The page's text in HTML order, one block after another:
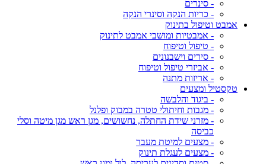
- סינרים
- כריות הנקה וסינרי הנקה
אמבט וטיפול בתינוק
- אמבטיות ומושבי אמבט לתינוק
- טיפול וטיפוח
- סירים וישבנונים
- אביזרי טיפול וטיפוח
- אריזות מתנה
טקסטיל ומצעים
- ביגוד והלבשה
- מגבות וחיתולי טטרה במבוק ופלנל
- מזרני שידת החתלה, נחשושים, מגן ראש מגן מיטה וסלי
כביסה
- מצעים למיטת מעבר
- מצעים לעגלת תינוק